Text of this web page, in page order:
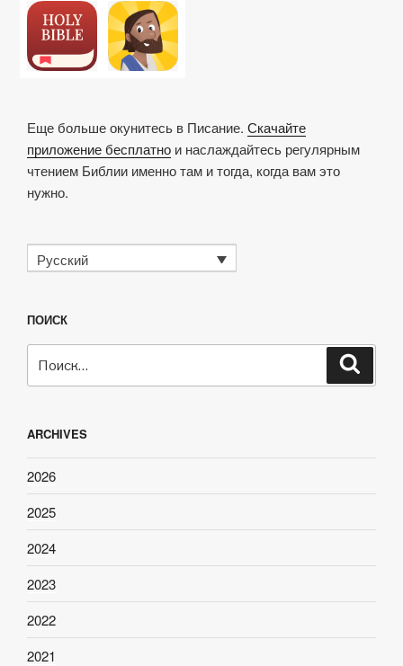
Еще больше окунитесь в Писание. Скачайте
приложение бесплатно и наслаждайтесь регулярным
чтением Библии именно там и тогда, когда вам это
нужно.
Русский
ПОИСК
ARCHIVES
2026
2025
2024
2023
2022
2021